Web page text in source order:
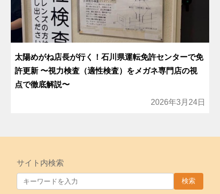
太陽めがね店長が行く！石川県運転免許センターで免
許更新 〜視力検査（適性検査）をメガネ専門店の視
点で徹底解説〜
2026年3月24日
サイト内検索
検索